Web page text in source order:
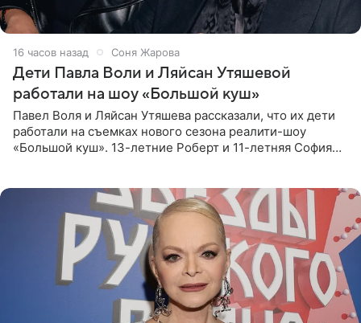
16 часов назад Соня Жарова
Дети Павла Воли и Ляйсан Утяшевой
работали на шоу «Большой куш»
Павел Воля и Ляйсан Утяшева рассказали, что их дети
работали на съемках нового сезона реалити-шоу
«Большой куш». 13-летние Роберт и 11-летняя София